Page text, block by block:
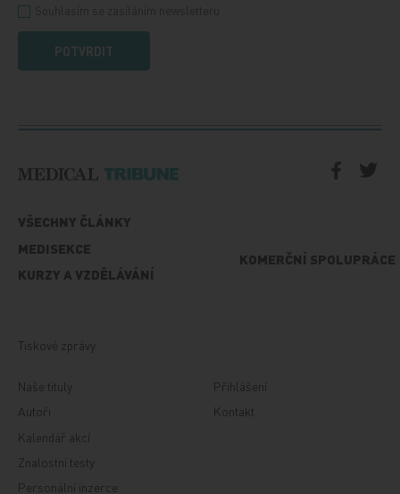
POTVRDIT
VŠECHNY ČLÁNKY
MEDISEKCE
KURZY A VZDĚLÁVÁNÍ
KOMERČNÍ SPOLUPRÁCE
Tiskové zprávy
Naše tituly
Autoři
Kalendář akcí
Znalostní testy
Personální inzerce
Přihlášení
Kontakt